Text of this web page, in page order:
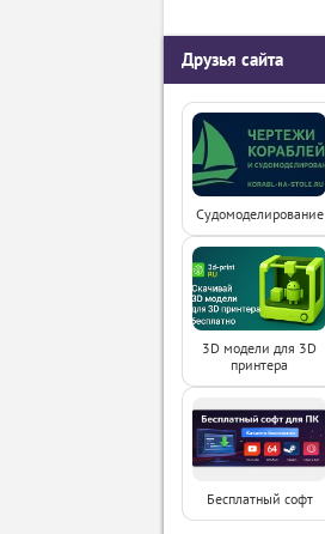
Друзья сайта
Судомоделирование
3D модели для 3D
принтера
Бесплатный софт